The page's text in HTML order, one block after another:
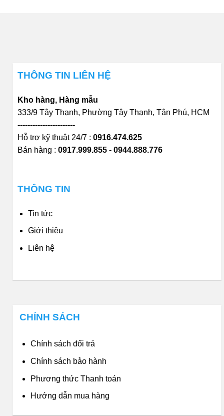
THÔNG TIN LIÊN HỆ
Kho hàng, Hàng mẫu
333/9 Tây Thạnh, Phường Tây Thạnh, Tân Phú, HCM
-----------------------
Hỗ trợ kỹ thuật 24/7 : 0916.474.625
Bán hàng : 0917.999.855 - 0944.888.776
THÔNG TIN
Tin tức
Giới thiệu
Liên hệ
CHÍNH SÁCH
Chính sách đổi trả
Chính sách bảo hành
Phương thức Thanh toán
Hướng dẫn mua hàng